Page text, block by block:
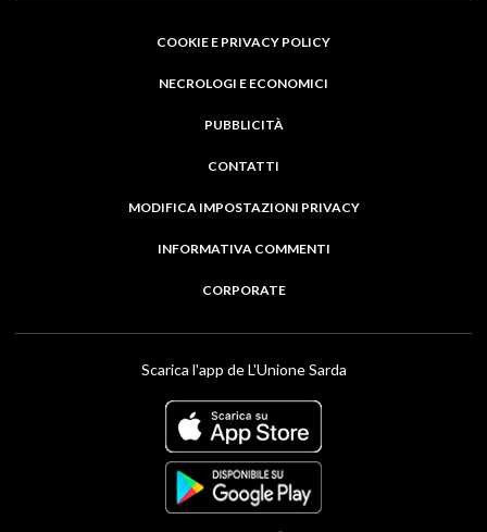
COOKIE E PRIVACY POLICY
NECROLOGI E ECONOMICI
PUBBLICITÀ
CONTATTI
MODIFICA IMPOSTAZIONI PRIVACY
INFORMATIVA COMMENTI
CORPORATE
Scarica l'app de L'Unione Sarda